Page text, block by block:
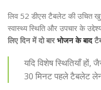
लिव 52 डीएस टैबलेट की उचित
स्वास्थ्य स्थिति और उपचार के
लिए दिन में दो बारभोजन के बाद
यदि विशेष स्थितियाँ
30 मिनट पहले टैबलेट